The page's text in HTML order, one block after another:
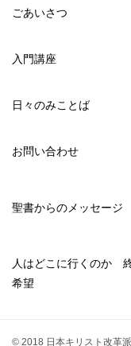
ごあいさつ
入門講座
日々のみことば
お問い合わせ
聖書からのメッセージ
人はどこに行くのか
希望
© 2018 日本キリスト改革